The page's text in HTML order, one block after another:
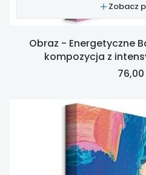
Zobacz
Obraz - Energetyczne
kompozycja z
Cena
76,00